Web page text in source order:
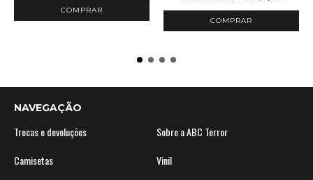
COMPRAR
COMPRAR
NAVEGAÇÃO
Trocas e devoluções
Sobre a ABC Terror
Camisetas
Vinil